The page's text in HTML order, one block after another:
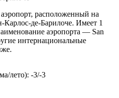
расположенный на
Карлос-де-Барилоче. Имеет 1
аэропорта — San
интернациональные
лето): -3/-3